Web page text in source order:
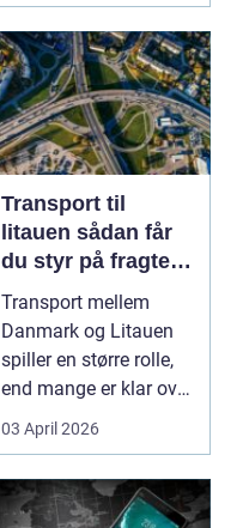
Transport til
litauen sådan får
du styr på fragten
til baltikum
Transport mellem
Danmark og Litauen
spiller en større rolle,
end mange er klar over.
Litauen er et n...
03 April 2026